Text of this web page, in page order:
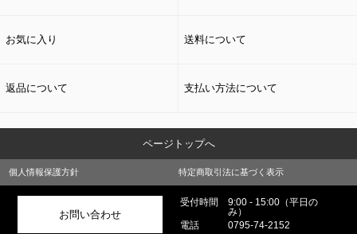
お気に入り 送料について
返品について 支払い方法について
ページトップへ
個人情報保護方針 特定商取引法に基づく表示
お問い合わせ
受付時間
9:00 - 15:00（平日の
み）
電話
0795-74-2152